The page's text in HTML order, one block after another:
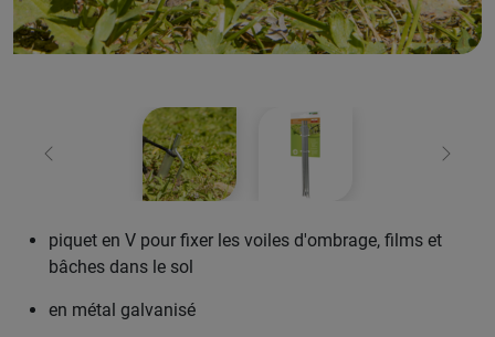
retour
piquet en V pour fixer les voiles d'ombrage, films et
bâches dans le sol
en métal galvanisé